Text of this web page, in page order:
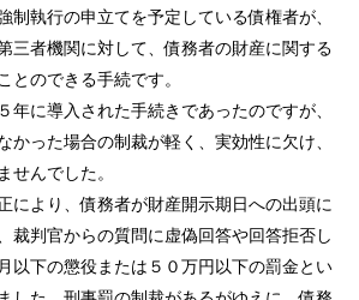
制執行の申立てを予定している債権者が、
三者機関に対して、債務者の財産に関する
とのできる手続です。
年に導入された手続きであったのですが、
かった場合の制裁が軽く、実効性に欠け、
せんでした。
により、債務者が財産開示期日への出頭に
裁判官からの質問に虚偽回答や回答拒否し
以下の懲役または５０万円以下の罰金とい